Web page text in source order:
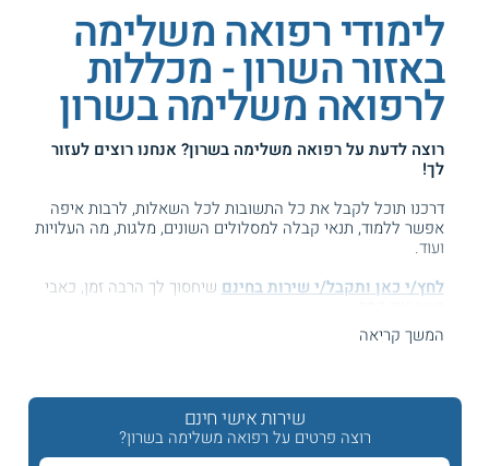
לימודי רפואה משלימה
באזור השרון - מכללות
לרפואה משלימה בשרון
רוצה לדעת עלרפואה משלימה בשרון? אנחנו רוצים לעזור
לך!
דרכנו תוכל לקבל את כל התשובות לכל השאלות, לרבות איפה
אפשר ללמוד, תנאי קבלה למסלולים השונים, מלגות, מה העלויות
ועוד.
לחץ/י כאן ותקבל/י שירות בחינם שיחסוך לך הרבה זמן, כאבי
המידע באתר הועיל ל87% מהגולשים.המשך קריאה
שירות אישי חינם
רוצה פרטים על רפואה משלימה בשרון?